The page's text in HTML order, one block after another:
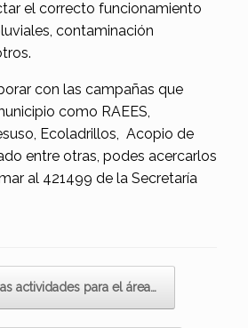
el correcto funcionamiento
contaminación
con las campañas que
como RAEES,
Ecoladrillos, Acopio de
entre otras, podes acercarlos
al 421499 de la Secretaría
actividades para el área…